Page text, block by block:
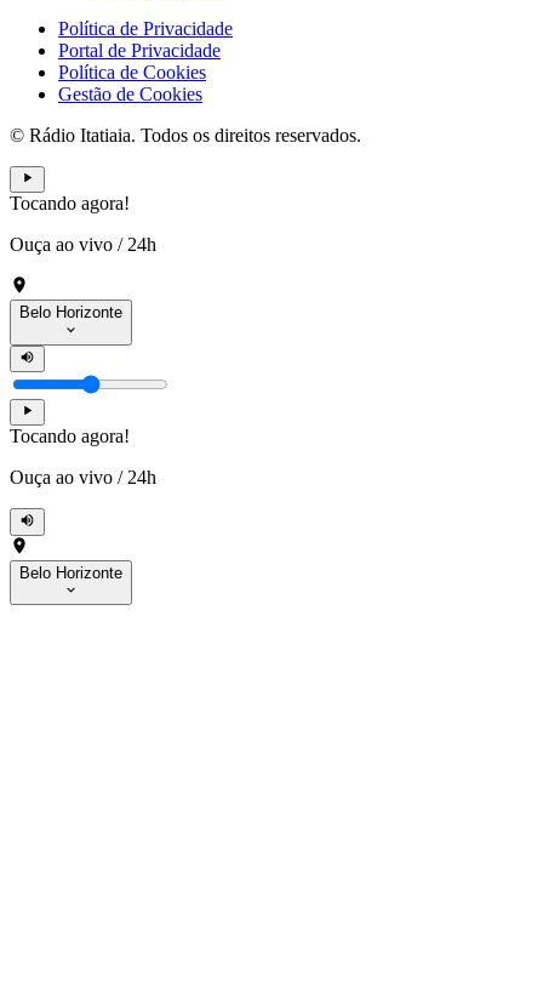
Política de Privacidade
Portal de Privacidade
Política de Cookies
Gestão de Cookies
© Rádio Itatiaia. Todos os direitos reservados.
Tocando agora!
Ouça ao vivo / 24h
Belo Horizonte
Tocando agora!
Ouça ao vivo / 24h
Belo Horizonte